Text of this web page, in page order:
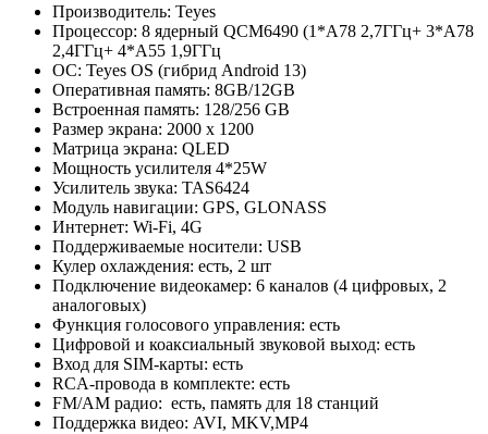
Производитель: Teyes
Процессор: 8 ядерный QCM6490 (1*A78 2,7ГГц+ 3*A78
2,4ГГц+ 4*A55 1,9ГГц
ОС: Teyes OS (гибрид Android 13)
Оперативная память: 8GB/12GB
Встроенная память: 128/256 GB
Размер экрана: 2000 х 1200
Матрица экрана: QLED
Мощность усилителя 4*25W
Усилитель звука: TAS6424
Модуль навигации: GPS, GLONASS
Интернет: Wi-Fi, 4G
Поддерживаемые носители: USB
Кулер охлаждения: есть, 2 шт
Подключение видеокамер: 6 каналов (4 цифровых, 2
аналоговых)
Функция голосового управления: есть
Цифровой и коаксиальный звуковой выход: есть
Вход для SIM-карты: есть
RCA-провода в комплекте: есть
FM/АM радио: есть, память для 18 станций
Поддержка видео: AVI, MKV,MP4